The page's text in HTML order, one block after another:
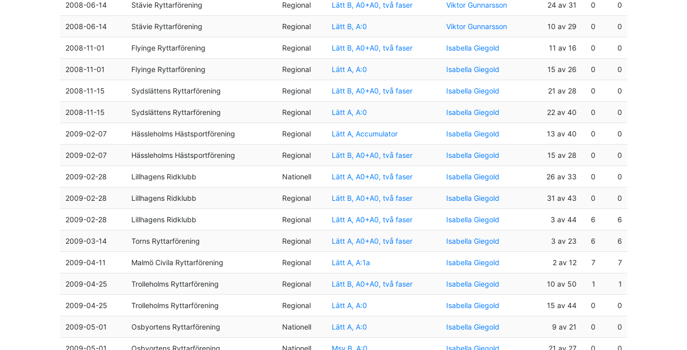
2008-06-14 Stävie Ryttarförening Regional Lätt B, A0+A0, två faser Viktor Gunnarsson 24 av 31 0 0
2008-06-14 Stävie Ryttarförening Regional Lätt B, A:0 Viktor Gunnarsson 10 av 29 0 0
2008-11-01 Flyinge Ryttarförening Regional Lätt B, A0+A0, två faser Isabella Giegold 11 av 16 0 0
2008-11-01 Flyinge Ryttarförening Regional Lätt A, A:0 Isabella Giegold 15 av 26 0 0
2008-11-15 Sydslättens Ryttarförening Regional Lätt B, A0+A0, två faser Isabella Giegold 21 av 28 0 0
2008-11-15 Sydslättens Ryttarförening Regional Lätt A, A:0 Isabella Giegold 22 av 40 0 0
2009-02-07 Hässleholms Hästsportförening Regional Lätt A, Accumulator Isabella Giegold 13 av 40 0 0
2009-02-07 Hässleholms Hästsportförening Regional Lätt B, A0+A0, två faser Isabella Giegold 15 av 28 0 0
2009-02-28 Lillhagens Ridklubb Nationell Lätt A, A0+A0, två faser Isabella Giegold 26 av 33 0 0
2009-02-28 Lillhagens Ridklubb Regional Lätt B, A0+A0, två faser Isabella Giegold 31 av 43 0 0
2009-02-28 Lillhagens Ridklubb Regional Lätt A, A0+A0, två faser Isabella Giegold 3 av 44 6 6
2009-03-14 Torns Ryttarförening Regional Lätt A, A0+A0, två faser Isabella Giegold 3 av 23 6 6
2009-04-11 Malmö Civila Ryttarförening Regional Lätt A, A:1a Isabella Giegold 2 av 12 7 7
2009-04-25 Trolleholms Ryttarförening Regional Lätt B, A0+A0, två faser Isabella Giegold 10 av 50 1 1
2009-04-25 Trolleholms Ryttarförening Regional Lätt A, A:0 Isabella Giegold 15 av 44 0 0
2009-05-01 Osbyortens Ryttarförening Nationell Lätt A, A:0 Isabella Giegold 9 av 21 0 0
2009-05-01 Osbyortens Ryttarförening Nationell Msv B, A:0 Isabella Giegold 21 av 27 0 0